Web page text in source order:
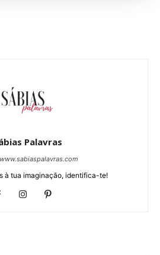
Palavras
à tua imaginação, identifica-te!